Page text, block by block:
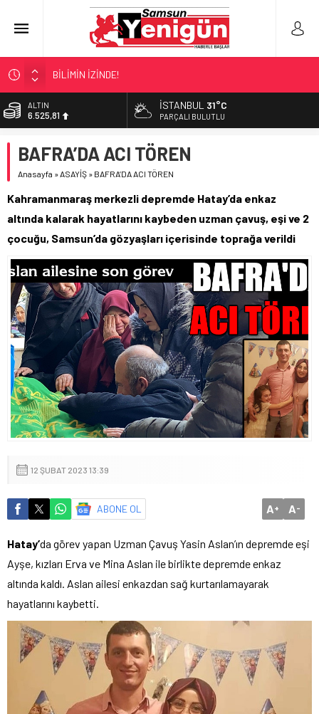
BİLİMİN İZİNDE!
TIR’A ‘ZEHİR’ BASKINI!
FECİ SON!
SAMSUN YANACAK!
ALTIN
6.525,81
13.703,13
DOLAR
55,0919
İSTANBUL 31°C
PARÇALI BULUTLU
BAFRA’DA ACI TÖREN
Anasayfa »ASAYİŞ » BAFRA’DA ACI TÖREN
Kahramanmaraş merkezli depremde Hatay’da enkaz
altında kalarak hayatlarını kaybeden uzman çavuş, eşi ve 2
çocuğu, Samsun’da gözyaşları içerisinde toprağa verildi
12 ŞUBAT 2023 13:39
ABONE OL A+ A-
Hatay’da görev yapan Uzman Çavuş Yasin Aslan’ın depremde eşi
Ayşe, kızları Erva ve Mina Aslan ile birlikte depremde enkaz
altında kaldı. Aslan ailesi enkazdan sağ kurtarılamayarak
hayatlarını kaybetti.